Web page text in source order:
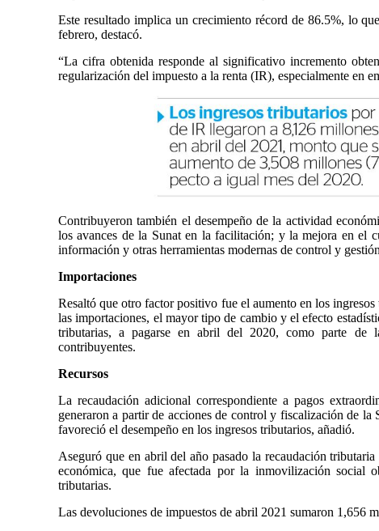
Este resultado implica un crecimiento récord de 86.5%, lo
febrero, destacó.
“La cifra obtenida responde al significativo incremento
regularización del impuesto a la renta (IR), especialmente en
Contribuyeron también el desempeño de la actividad
los avances de la Sunat en la facilitación; y la mejora en el
información y otras herramientas modernas de control y
Importaciones
Resaltó que otro factor positivo fue el aumento en los
las importaciones, el mayor tipo de cambio y el efecto
tributarias, a pagarse en abril del 2020, como parte de
contribuyentes.
Recursos
La recaudación adicional correspondiente a pagos
generaron a partir de acciones de control y fiscalización de la
favoreció el desempeño en los ingresos tributarios, añadió.
Aseguró que en abril del año pasado la recaudación
económica, que fue afectada por la inmovilización social
tributarias.
Las devoluciones de impuestos de abril 2021 sumaron 1,656